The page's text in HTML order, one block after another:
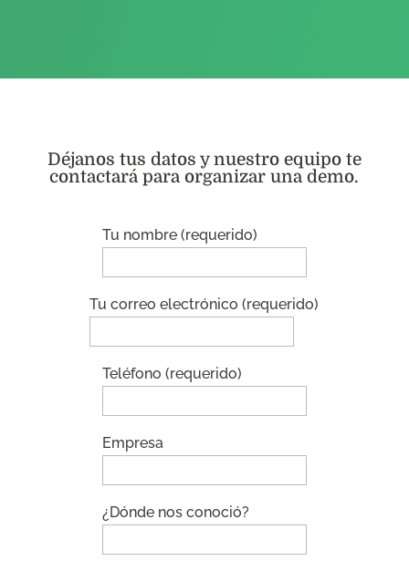
Déjanos tus datos y nuestro equipo te
contactará para organizar una demo.
Tu nombre (requerido)
Tu correo electrónico (requerido)
Teléfono (requerido)
Empresa
¿Dónde nos conoció?